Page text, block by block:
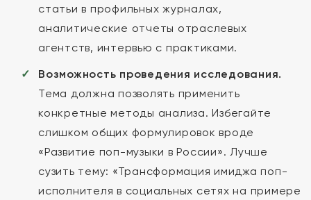
статьи в профильных журналах,
аналитические отчеты отраслевых
агентств, интервью с практиками.
Возможность проведения исследования.
Тема должна позволять применить
конкретные методы анализа. Избегайте
слишком общих формулировок вроде
«Развитие поп-музыки в России». Лучше
сузить тему: «Трансформация имиджа поп-
исполнителя в социальных сетях на примере